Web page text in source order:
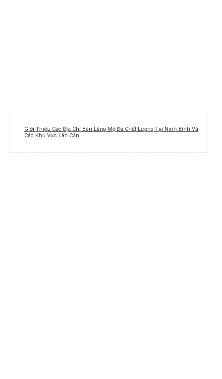
Giới Thiệu Các Địa Chỉ Bán Lăng Mộ Đá Chất Lượng Tại Ninh Bình Và
Các Khu Vực Lân Cận